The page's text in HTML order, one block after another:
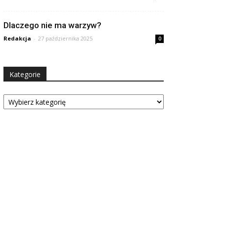
Dlaczego nie ma warzyw?
Redakcja - 27 października 2025 0
Kategorie
Kategorie